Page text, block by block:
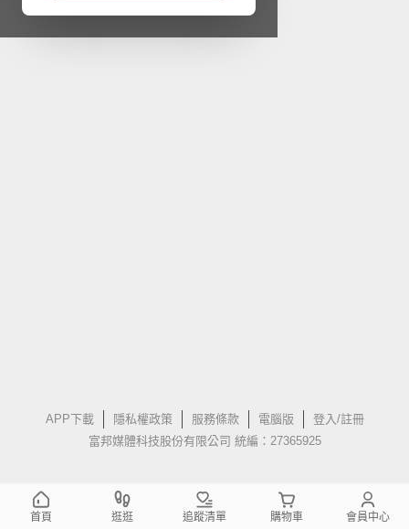
APP下載 隱私權政策 服務條款 電腦版
登入/註冊
富邦媒體科技股份有限公司 統編：27365925
首頁 逛逛 追蹤清單 購物車 會員中心